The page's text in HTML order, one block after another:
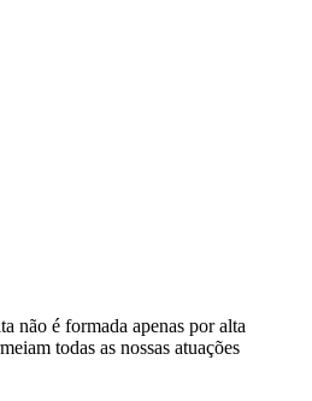
não é formada apenas por alta
todas as nossas atuações